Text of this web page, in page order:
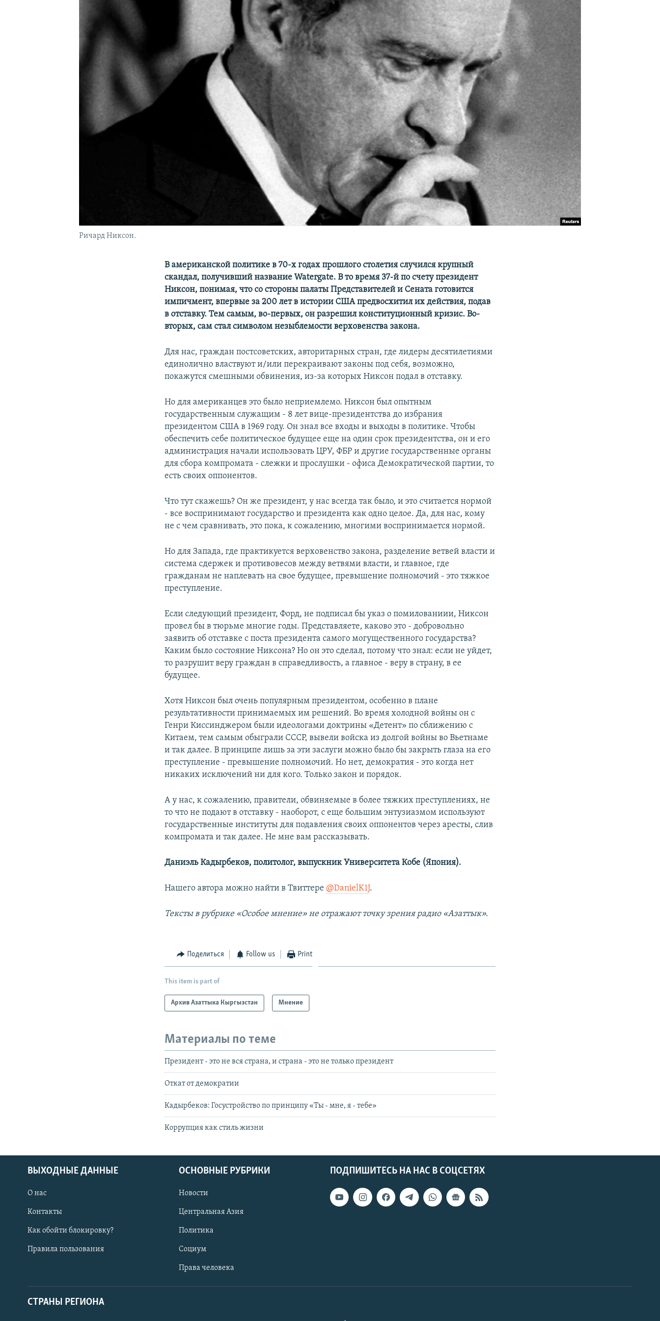
Ричард Никсон.
В американской политике в 70-х годах прошлого столетия случился крупный
скандал, получивший название Watergate. В то время 37-й по счету президент
Никсон, понимая, что со стороны палаты Представителей и Сената готовится
импичмент, впервые за 200 лет в истории США предвосхитил их действия, подав
в отставку. Тем самым, во-первых, он разрешил конституционный кризис. Во-
вторых, сам стал символом незыблемости верховенства закона.
Для нас, граждан постсоветских, авторитарных стран, где лидеры десятилетиями
единолично властвуют и/или перекраивают законы под себя, возможно,
покажутся смешными обвинения, из-за которых Никсон подал в отставку.
Но для американцев это было неприемлемо. Никсон был опытным
государственным служащим - 8 лет вице-президентства до избрания
президентом США в 1969 году. Он знал все входы и выходы в политике. Чтобы
обеспечить себе политическое будущее еще на один срок президентства, он и его
администрация начали использовать ЦРУ, ФБР и другие государственные органы
для сбора компромата - слежки и прослушки - офиса Демократической партии, то
есть своих оппонентов.
Что тут скажешь? Он же президент, у нас всегда так было, и это считается нормой
- все воспринимают государство и президента как одно целое. Да, для нас, кому
не с чем сравнивать, это пока, к сожалению, многими воспринимается нормой.
Но для Запада, где практикуется верховенство закона, разделение ветвей власти и
система сдержек и противовесов между ветвями власти, и главное, где
гражданам не наплевать на свое будущее, превышение полномочий - это тяжкое
преступление.
Если следующий президент, Форд, не подписал бы указ о помилованиии, Никсон
провел бы в тюрьме многие годы. Представляете, каково это - добровольно
заявить об отставке с поста президента самого могущественного государства?
Каким было состояние Никсона? Но он это сделал, потому что знал: если не уйдет,
то разрушит веру граждан в справедливость, а главное - веру в страну, в ее
будущее.
Хотя Никсон был очень популярным президентом, особенно в плане
результативности принимаемых им решений. Во время холодной войны он с
Генри Киссинджером были идеологами доктрины «Детент» по сближению с
Китаем, тем самым обыграли СССР, вывели войска из долгой войны во Вьетнаме
и так далее. В принципе лишь за эти заслуги можно было бы закрыть глаза на его
преступление - превышение полномочий. Но нет, демократия - это когда нет
никаких исключений ни для кого. Только закон и порядок.
А у нас, к сожалению, правители, обвиняемые в более тяжких преступлениях, не
то что не подают в отставку - наоборот, с еще большим энтузиазмом используют
государственные институты для подавления своих оппонентов через аресты, слив
компромата и так далее. Не мне вам рассказывать.
Даниэль Кадырбеков, политолог, выпускник Университета Кобе (Япония).
Нашего автора можно найти в Твиттере@DanielK1J.
Тексты в рубрике «Особое мнение» не отражают точку зрения радио «Азаттык».
Поделиться Follow us Print
This item is part of
Архив Азаттыка Кыргызстан Мнение
Материалы по теме
Президент - это не вся страна, и страна - это не только президент
Откат от демократии
Кадырбеков: Госустройство по принципу «Ты - мне, я - тебе»
Коррупция как стиль жизни
ПОДПИШИТЕСЬ НА НАС В СОЦСЕТЯХ
ВЫХОДНЫЕ ДАННЫЕ
О нас
Контакты
Как обойти блокировку?
Правила пользования
ОСНОВНЫЕ РУБРИКИ
Новости
Центральная Азия
Политика
Социум
Права человека
СТРАНЫ РЕГИОНА